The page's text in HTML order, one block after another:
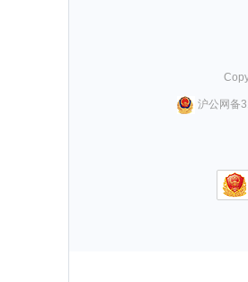
沪公网备